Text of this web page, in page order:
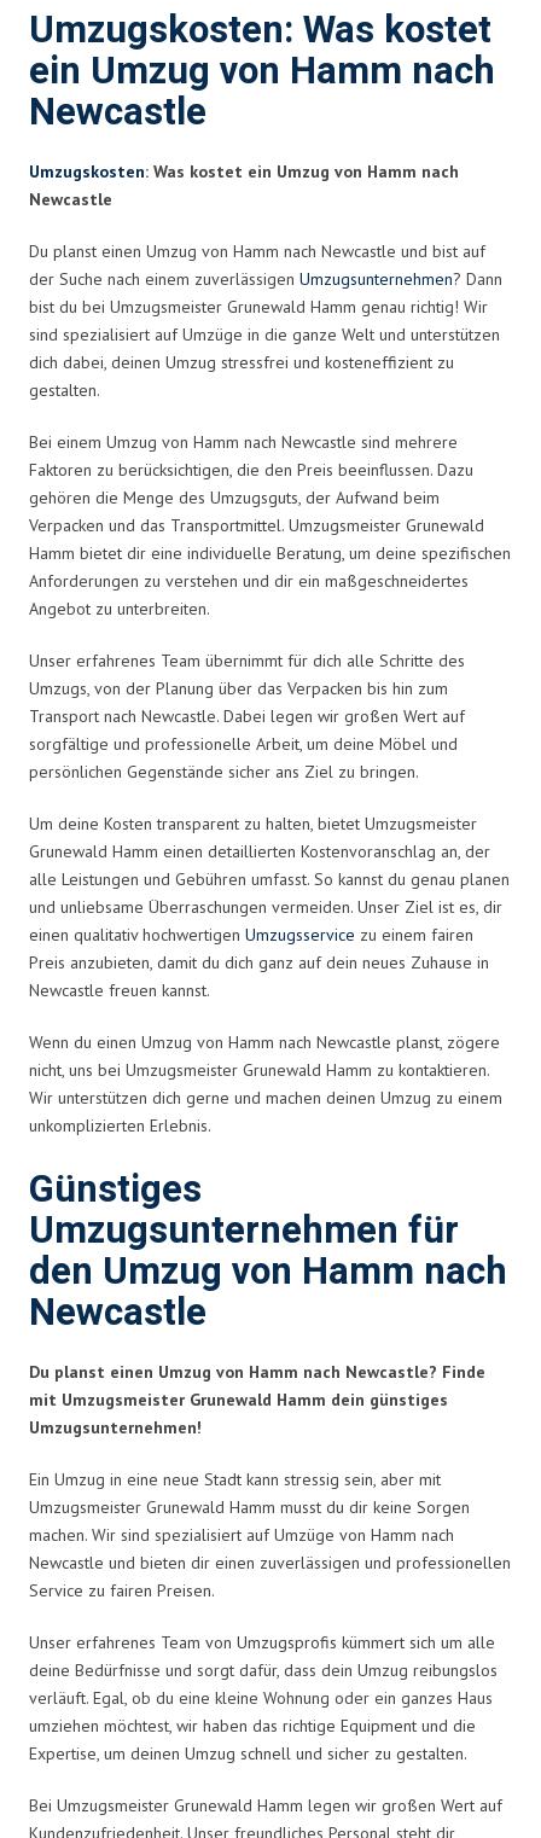
Umzugskosten: Was kostet
ein Umzug von Hamm nach
Newcastle
Umzugskosten: Was kostet ein Umzug von Hamm nach
Newcastle
Du planst einen Umzug von Hamm nach Newcastle und bist auf
der Suche nach einem zuverlässigen Umzugsunternehmen? Dann
bist du bei Umzugsmeister Grunewald Hamm genau richtig! Wir
sind spezialisiert auf Umzüge in die ganze Welt und unterstützen
dich dabei, deinen Umzug stressfrei und kosteneffizient zu
gestalten.
Bei einem Umzug von Hamm nach Newcastle sind mehrere
Faktoren zu berücksichtigen, die den Preis beeinflussen. Dazu
gehören die Menge des Umzugsguts, der Aufwand beim
Verpacken und das Transportmittel. Umzugsmeister Grunewald
Hamm bietet dir eine individuelle Beratung, um deine spezifischen
Anforderungen zu verstehen und dir ein maßgeschneidertes
Angebot zu unterbreiten.
Unser erfahrenes Team übernimmt für dich alle Schritte des
Umzugs, von der Planung über das Verpacken bis hin zum
Transport nach Newcastle. Dabei legen wir großen Wert auf
sorgfältige und professionelle Arbeit, um deine Möbel und
persönlichen Gegenstände sicher ans Ziel zu bringen.
Um deine Kosten transparent zu halten, bietet Umzugsmeister
Grunewald Hamm einen detaillierten Kostenvoranschlag an, der
alle Leistungen und Gebühren umfasst. So kannst du genau planen
und unliebsame Überraschungen vermeiden. Unser Ziel ist es, dir
einen qualitativ hochwertigen Umzugsservice zu einem fairen
Preis anzubieten, damit du dich ganz auf dein neues Zuhause in
Newcastle freuen kannst.
Wenn du einen Umzug von Hamm nach Newcastle planst, zögere
nicht, uns bei Umzugsmeister Grunewald Hamm zu kontaktieren.
Wir unterstützen dich gerne und machen deinen Umzug zu einem
unkomplizierten Erlebnis.
Günstiges
Umzugsunternehmen für
den Umzug von Hamm nach
Newcastle
Du planst einen Umzug von Hamm nach Newcastle? Finde
mit Umzugsmeister Grunewald Hamm dein günstiges
Umzugsunternehmen!
Ein Umzug in eine neue Stadt kann stressig sein, aber mit
Umzugsmeister Grunewald Hamm musst du dir keine Sorgen
machen. Wir sind spezialisiert auf Umzüge von Hamm nach
Newcastle und bieten dir einen zuverlässigen und professionellen
Service zu fairen Preisen.
Unser erfahrenes Team von Umzugsprofis kümmert sich um alle
deine Bedürfnisse und sorgt dafür, dass dein Umzug reibungslos
verläuft. Egal, ob du eine kleine Wohnung oder ein ganzes Haus
umziehen möchtest, wir haben das richtige Equipment und die
Expertise, um deinen Umzug schnell und sicher zu gestalten.
Bei Umzugsmeister Grunewald Hamm legen wir großen Wert auf
Kundenzufriedenheit. Unser freundliches Personal steht dir